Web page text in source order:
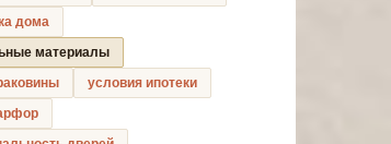
дома
материалы
условия ипотеки